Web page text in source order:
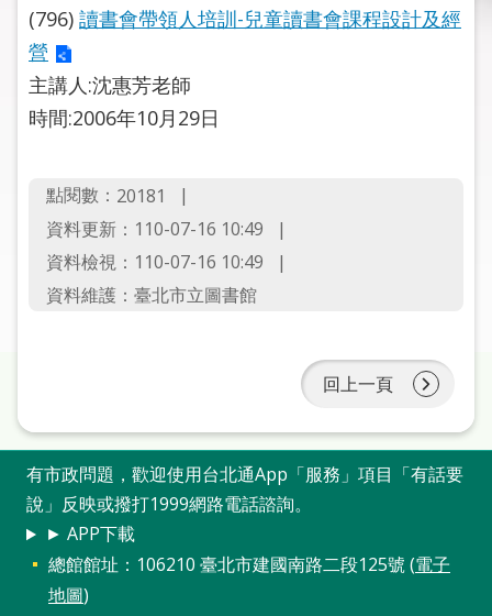
關
於
市
圖
線
上
申
請
加
入
市
圖
(796) 讀書會帶領人培訓-兒童讀書會課程設計及經
營
主講人:沈惠芳老師
時間:2006年10月29日
點閱數： 20181
資料更新：110-07-16 10:49
資料檢視：110-07-16 10:49
資料維護：臺北市立圖書館
回上一頁
有市政問題，歡迎使用台北通App「服務」項目「有話要
說」反映或撥打1999網路電話諮詢。
► APP下載
總館館址：106210 臺北市建國南路二段125號 (電子
地圖)